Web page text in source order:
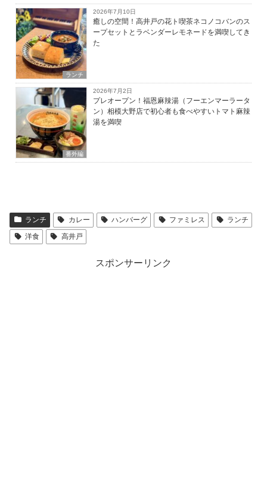
ランチ
2026年7月10日
癒しの空間！高井戸の花ト喫茶ネコノコバンのス
ープセットとラベンダーレモネードを満喫してき
た
番外編
2026年7月2日
プレオープン！福恩麻辣湯（フーエンマーラータ
ン）相模大野店で初心者も食べやすいトマト麻辣
湯を満喫
ランチ カレー ハンバーグ ファミレス
ランチ
洋食
高井戸
スポンサーリンク